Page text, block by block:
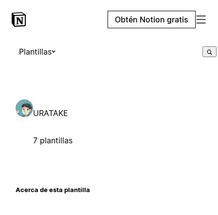
Obtén Notion gratis
Plantillas
URATAKE
7 plantillas
Acerca de esta plantilla